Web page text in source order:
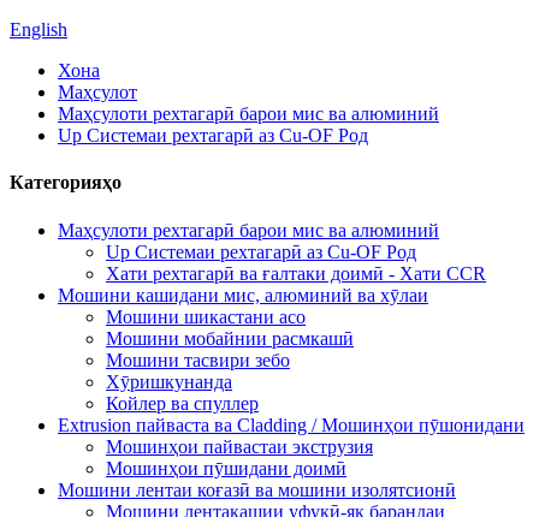
English
Хона
Маҳсулот
Маҳсулоти рехтагарӣ барои мис ва алюминий
Up Системаи рехтагарӣ аз Cu-OF Род
Категорияҳо
Маҳсулоти рехтагарӣ барои мис ва алюминий
Up Системаи рехтагарӣ аз Cu-OF Род
Хати рехтагарӣ ва ғалтаки доимӣ - Хати CCR
Мошини кашидани мис, алюминий ва хӯлаи
Мошини шикастани асо
Мошини мобайнии расмкашӣ
Мошини тасвири зебо
Хӯришкунанда
Койлер ва спуллер
Extrusion пайваста ва Cladding / Мошинҳои пӯшонидани
Мошинҳои пайвастаи экструзия
Мошинҳои пӯшидани доимӣ
Мошини лентаи коғазӣ ва мошини изолятсионӣ
Мошини лентакашии уфуқӣ-як барандаи